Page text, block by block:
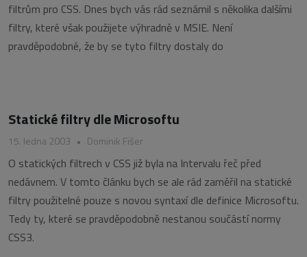
filtrům pro CSS. Dnes bych vás rád seznámil s několika dalšími
filtry, které však použijete výhradně v MSIE. Není
pravděpodobné, že by se tyto filtry dostaly do
Statické filtry dle Microsoftu
15. ledna 2003 • Dominik Fišer
O statických filtrech v CSS již byla na Intervalu řeč před
nedávnem. V tomto článku bych se ale rád zaměřil na statické
filtry použitelné pouze s novou syntaxí dle definice Microsoftu.
Tedy ty, které se pravděpodobně nestanou součástí normy
CSS3.